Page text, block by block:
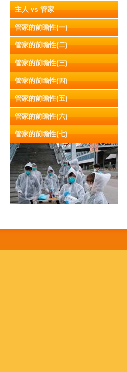
主人 vs 管家
管家的前瞻性(一)
管家的前瞻性(二)
管家的前瞻性(三)
管家的前瞻性(四)
管家的前瞻性(五)
管家的前瞻性(六)
管家的前瞻性(七)